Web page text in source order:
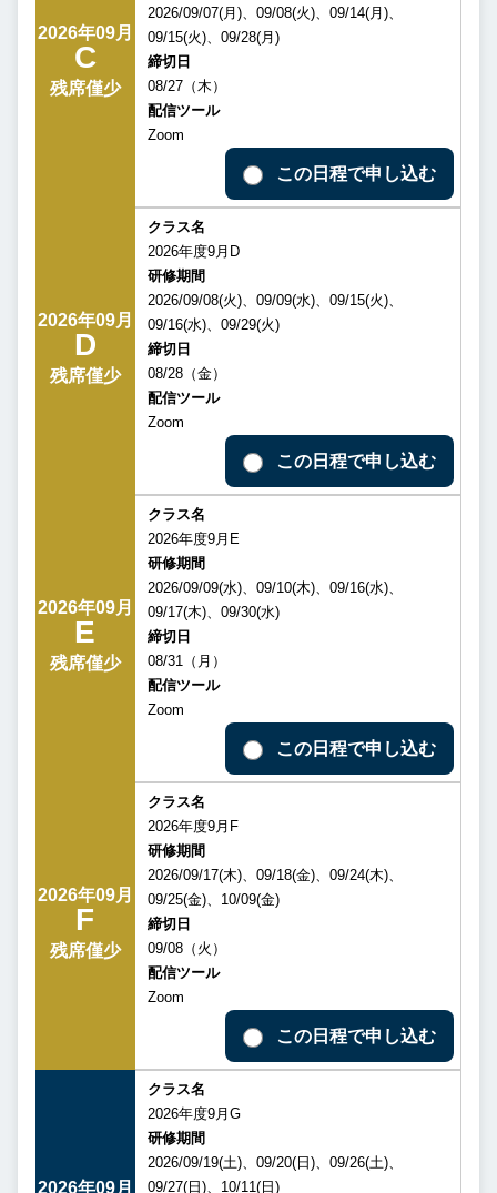
2026年09月
C
残席僅少
2026/09/07(月)、09/08(火)、09/14(月)、
09/15(火)、09/28(月)
締切日
08/27（木）
配信ツール
Zoom
この日程で申し込む
2026年09月
D
残席僅少
クラス名
2026年度9月D
研修期間
2026/09/08(火)、09/09(水)、09/15(火)、
09/16(水)、09/29(火)
締切日
08/28（金）
配信ツール
Zoom
この日程で申し込む
2026年09月
E
残席僅少
クラス名
2026年度9月E
研修期間
2026/09/09(水)、09/10(木)、09/16(水)、
09/17(木)、09/30(水)
締切日
08/31（月）
配信ツール
Zoom
この日程で申し込む
2026年09月
F
残席僅少
クラス名
2026年度9月F
研修期間
2026/09/17(木)、09/18(金)、09/24(木)、
09/25(金)、10/09(金)
締切日
09/08（火）
配信ツール
Zoom
この日程で申し込む
2026年09月
クラス名
2026年度9月G
研修期間
2026/09/19(土)、09/20(日)、09/26(土)、
09/27(日)、10/11(日)